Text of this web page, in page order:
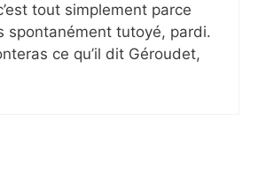
tout simplement parce
spontanément tutoyé, pardi.
ce qu’il dit Géroudet,